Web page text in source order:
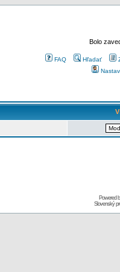
Bolo
FAQ Hľadať
Powered
Slovenský